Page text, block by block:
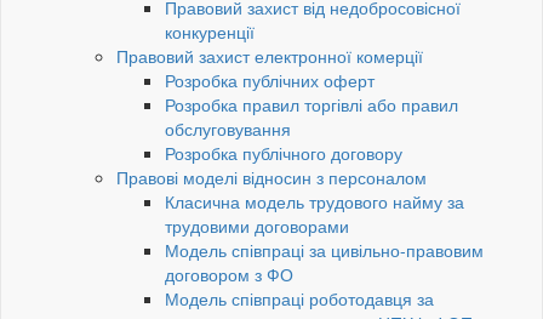
Правовий захист від недобросовісної
конкуренції
Правовий захист електронної комерції
Розробка публічних оферт
Розробка правил торгівлі або правил
обслуговування
Розробка публічного договору
Правові моделі відносин з персоналом
Класична модель трудового найму за
трудовими договорами
Модель співпраці за цивільно-правовим
договором з ФО
Модель співпраці роботодавця за